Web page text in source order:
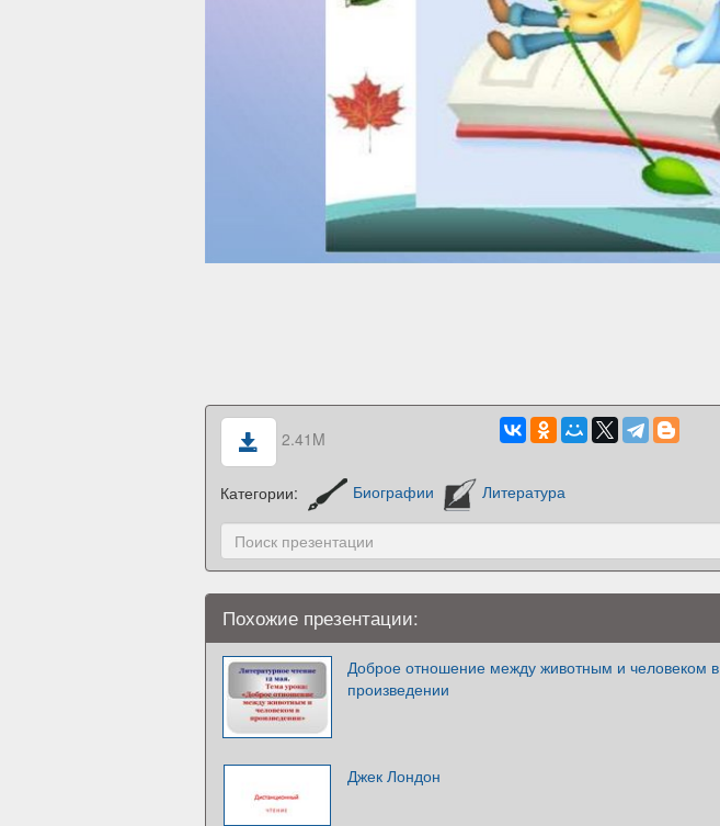
2.41M
Категории: Биографии Литература
Похожие презентации:
Доброе отношение между животным и человеком в
произведении
Джек Лондон